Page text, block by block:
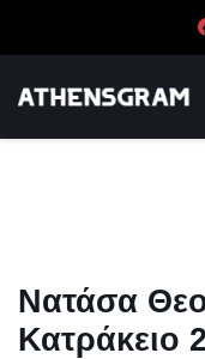
Νατάσα
Κατράκειο